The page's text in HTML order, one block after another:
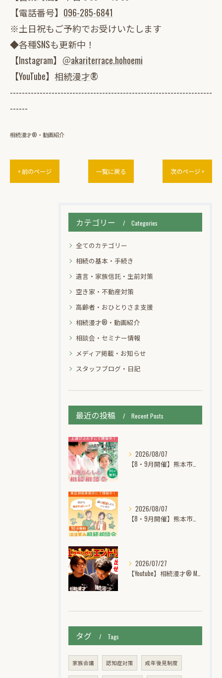
【電話番号】 096-285-6841
※土日祝もご予約でお受けいたします
◆各種SNSも更新中！
【Instagram】 ＠akariterrace.hohoemi
【YouTube】 相続漫才®
--------------------------------------------------------------------
------
相続漫才®・動画紹介
< 前のページ 一覧に戻る 次のページ >
カテゴリー Categories
全てのカテゴリー
相続の基本・手続き
遺言・家族信託・生前対策
空き家・不動産対策
高齢者・おひとりさま支援
相続漫才®・動画紹介
相談会・セミナー情報
メディア掲載・お知らせ
スタッフブログ・日記
最近の投稿 Recent Posts
2026/08/07
【8・9月開催】熊本市中央区上通｜あんしん相続個別無料相談会
2026/08/07
【8・9月開催】熊本市東区御領｜ほほ笑み相続個別無料相談会
2026/07/27
【Youtube】相続漫才® M-1グランプリ挑戦記動画公開中！
タグ Tags
家族会議 認知症対策 成年後見制度